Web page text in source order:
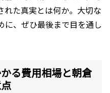
れた真実とは何か。大切な
に、ぜひ最後まで目を通し
る費用相場と朝倉